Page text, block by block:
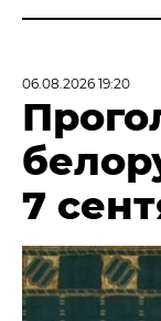
06.08.2026 19:20
7